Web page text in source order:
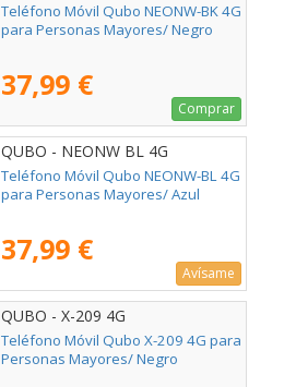
Teléfono Móvil Qubo NEONW-BK 4G
para Personas Mayores/ Negro
37,99 €
Comprar
QUBO - NEONW BL 4G
Teléfono Móvil Qubo NEONW-BL 4G
para Personas Mayores/ Azul
37,99 €
Avísame
QUBO - X-209 4G
Teléfono Móvil Qubo X-209 4G para
Personas Mayores/ Negro